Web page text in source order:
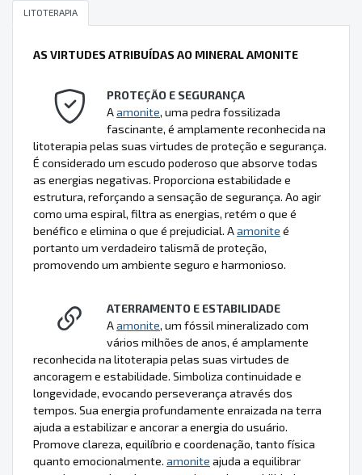
LITOTERAPIA
AS VIRTUDES ATRIBUÍDAS AO MINERAL AMONITE
PROTEÇÃO E SEGURANÇA
Aamonite, uma pedra fossilizada
fascinante, é amplamente reconhecida na
litoterapia pelas suas virtudes de proteção e segurança.
É considerado um escudo poderoso que absorve todas
as energias negativas. Proporciona estabilidade e
estrutura, reforçando a sensação de segurança. Ao agir
como uma espiral, filtra as energias, retém o que é
benéfico e elimina o que é prejudicial. Aamonite é
portanto um verdadeiro talismã de proteção,
promovendo um ambiente seguro e harmonioso.
ATERRAMENTO E ESTABILIDADE
Aamonite, um fóssil mineralizado com
vários milhões de anos, é amplamente
reconhecida na litoterapia pelas suas virtudes de
ancoragem e estabilidade. Simboliza continuidade e
longevidade, evocando perseverança através dos
tempos. Sua energia profundamente enraizada na terra
ajuda a estabilizar e ancorar a energia do usuário.
Promove clareza, equilíbrio e coordenação, tanto física
quanto emocionalmente. amonite ajuda a equilibrar